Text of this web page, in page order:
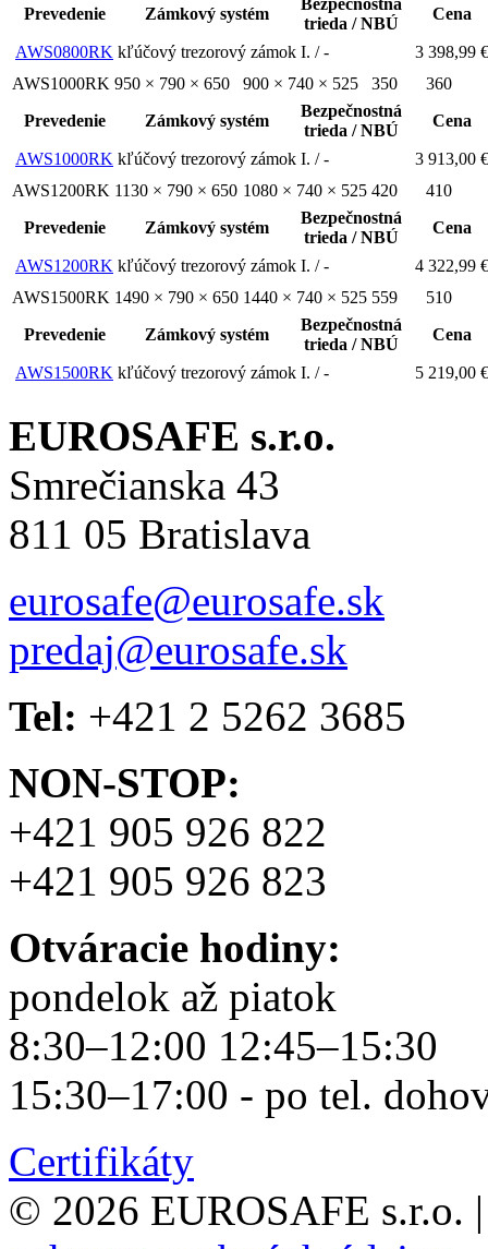
Prevedenie Zámkový systém
trieda / NBÚ
Cena
AWS0800RK kľúčový trezorový zámok I. / -
3 398,99 €
AWS1000RK 950 × 790 × 650 900 × 740 × 525 350
360
Prevedenie
Zámkový systém
Bezpečnostná
trieda / NBÚ
Cena
AWS1000RK kľúčový trezorový zámok I. / -
3 913,00 €
AWS1200RK 1130 × 790 × 650 1080 × 740 × 525 420
410
Prevedenie
Zámkový systém
Bezpečnostná
trieda / NBÚ
Cena
AWS1200RK kľúčový trezorový zámok I. / -
4 322,99 €
AWS1500RK 1490 × 790 × 650 1440 × 740 × 525 559
510
Prevedenie
Zámkový systém
Bezpečnostná
trieda / NBÚ
Cena
AWS1500RK kľúčový trezorový zámok I. / - 5 219,00 €
EUROSAFE s.r.o.
Smrečianska 43
811 05 Bratislava
eurosafe@eurosafe.sk
predaj@eurosafe.sk
Tel: +421 2 5262 3685
NON-STOP:
+421 905 926 822
+421 905 926 823
Otváracie hodiny:
pondelok až piatok
8:30–12:00 12:45–15:30
15:30–17:00 - po tel.
Certifikáty
© 2026 EUROSAFE s.r.o. |